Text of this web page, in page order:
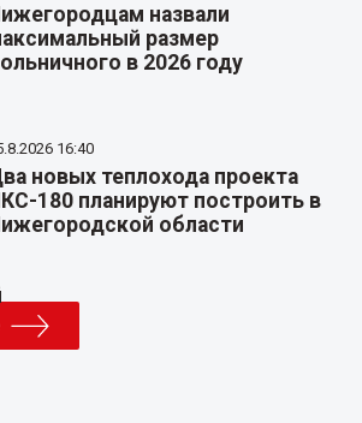
назвали
размер
в 2026 году
16:40
новых теплохода проекта
180 планируют построить в
области